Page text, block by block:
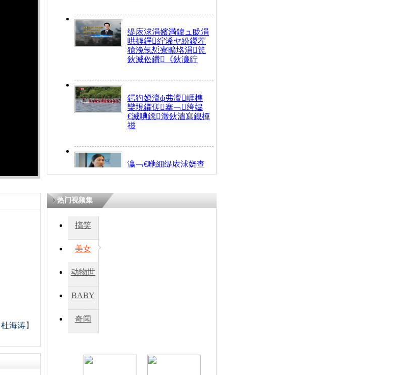
缇庡浗涓嬪満鍏ュ眬涓
哄摢鑸紵浠ヤ紛鍐茬
獊浼氬惁寮曠垎涓笢
鈥滅伀鑽《鈥濓紵
鍔犳嬁澶ф弗澶崕榫
欒垷鑺傞搴﹁绔嬧
€滅唺鐚澂鈥濇寫鎴樿
禌
瀛﹁€咃細缇庡浗娆查
€间笢鍗椾簹涓庝腑鍥
瘑灞€
杜海涛】
热门视频集
搞笑
美女
动物世
BABY
秀
奇闻